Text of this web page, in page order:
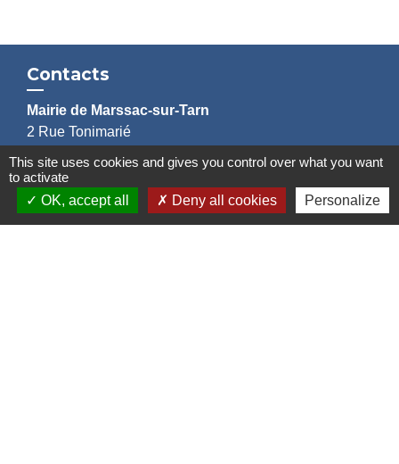
Contacts
Mairie de Marssac-sur-Tarn
2 Rue Tonimarié
+33 5 63 55 40 47
accueil@marssac-sur-tarn.fr
This site uses cookies and gives you control over what you want
to activate
OK, accept all
Deny all cookies Personalize